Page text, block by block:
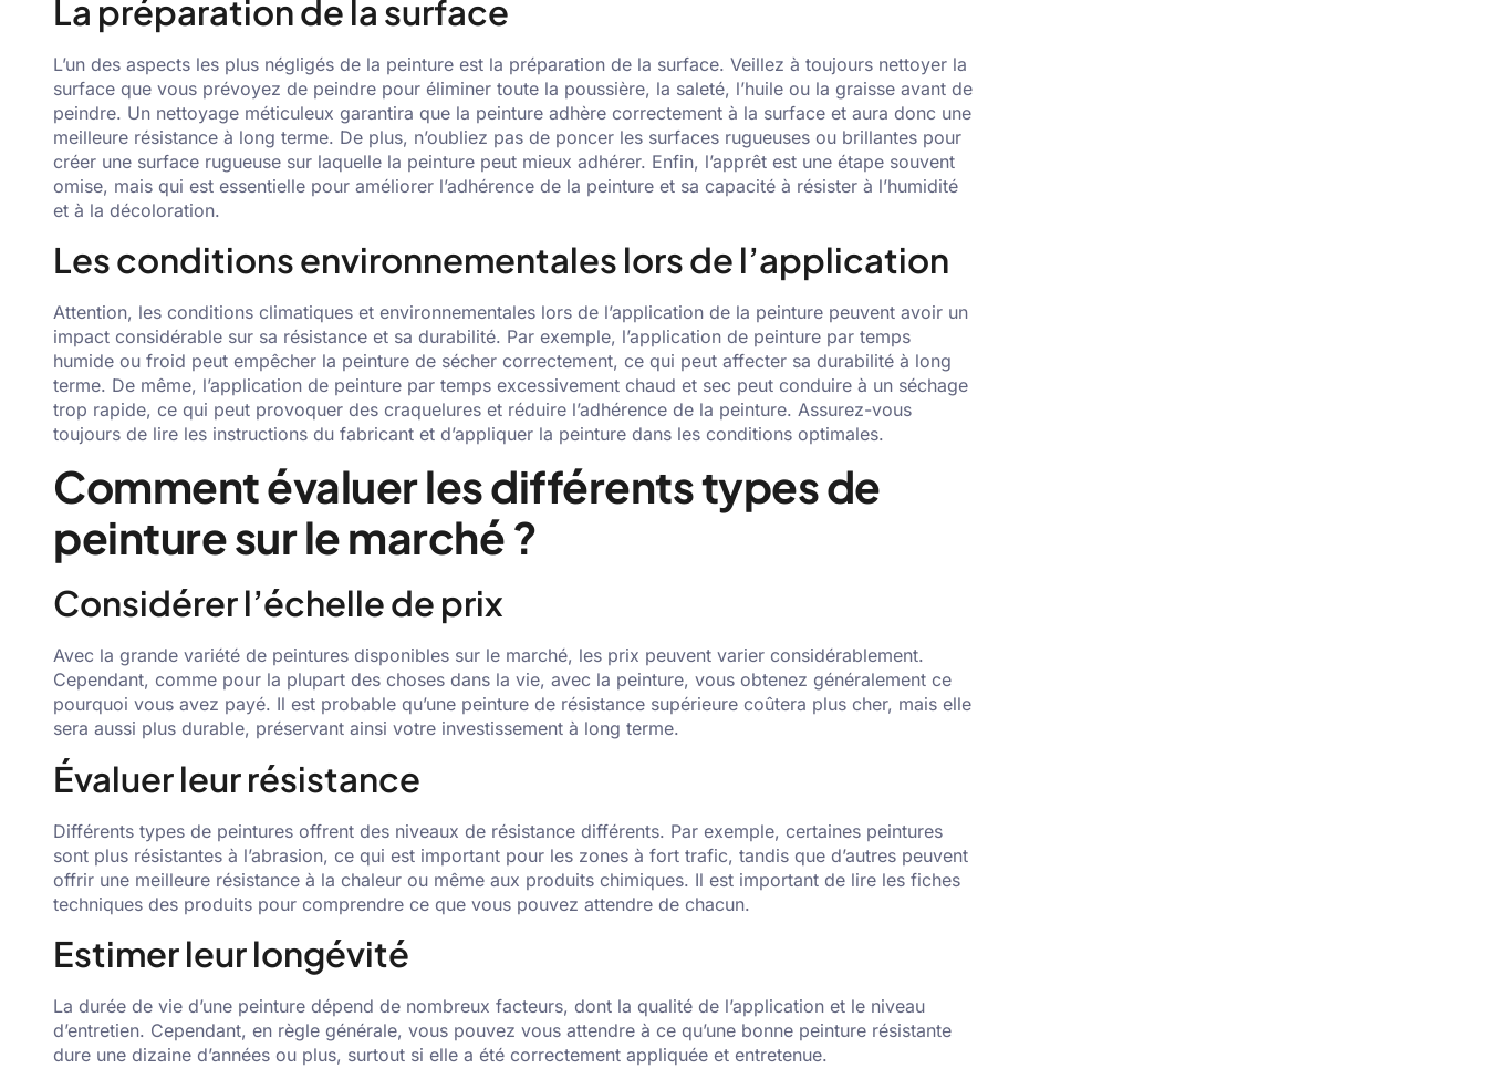
La préparation de la surface
L’un des aspects les plus négligés de la peinture est la préparation de la surface. Veillez à toujours nettoyer la
surface que vous prévoyez de peindre pour éliminer toute la poussière, la saleté, l’huile ou la graisse avant de
peindre. Un nettoyage méticuleux garantira que la peinture adhère correctement à la surface et aura donc une
meilleure résistance à long terme. De plus, n’oubliez pas de poncer les surfaces rugueuses ou brillantes pour
créer une surface rugueuse sur laquelle la peinture peut mieux adhérer. Enfin, l’apprêt est une étape souvent
omise, mais qui est essentielle pour améliorer l’adhérence de la peinture et sa capacité à résister à l’humidité
et à la décoloration.
Les conditions environnementales lors de l’application
Attention, les conditions climatiques et environnementales lors de l’application de la peinture peuvent avoir un
impact considérable sur sa résistance et sa durabilité. Par exemple, l’application de peinture par temps
humide ou froid peut empêcher la peinture de sécher correctement, ce qui peut affecter sa durabilité à long
terme. De même, l’application de peinture par temps excessivement chaud et sec peut conduire à un séchage
trop rapide, ce qui peut provoquer des craquelures et réduire l’adhérence de la peinture. Assurez-vous
toujours de lire les instructions du fabricant et d’appliquer la peinture dans les conditions optimales.
Comment évaluer les différents types de
peinture sur le marché ?
Considérer l’échelle de prix
Avec la grande variété de peintures disponibles sur le marché, les prix peuvent varier considérablement.
Cependant, comme pour la plupart des choses dans la vie, avec la peinture, vous obtenez généralement ce
pourquoi vous avez payé. Il est probable qu’une peinture de résistance supérieure coûtera plus cher, mais elle
sera aussi plus durable, préservant ainsi votre investissement à long terme.
Évaluer leur résistance
Différents types de peintures offrent des niveaux de résistance différents. Par exemple, certaines peintures
sont plus résistantes à l’abrasion, ce qui est important pour les zones à fort trafic, tandis que d’autres peuvent
offrir une meilleure résistance à la chaleur ou même aux produits chimiques. Il est important de lire les fiches
techniques des produits pour comprendre ce que vous pouvez attendre de chacun.
Estimer leur longévité
La durée de vie d’une peinture dépend de nombreux facteurs, dont la qualité de l’application et le niveau
d’entretien. Cependant, en règle générale, vous pouvez vous attendre à ce qu’une bonne peinture résistante
dure une dizaine d’années ou plus, surtout si elle a été correctement appliquée et entretenue.